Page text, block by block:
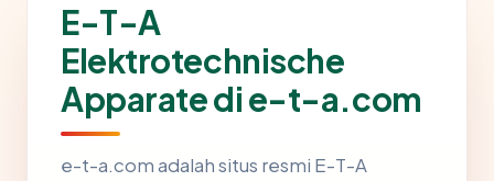
E-T-A
Elektrotechnische
Apparate di e-t-a.com
e-t-a.com adalah situs resmi E-T-A